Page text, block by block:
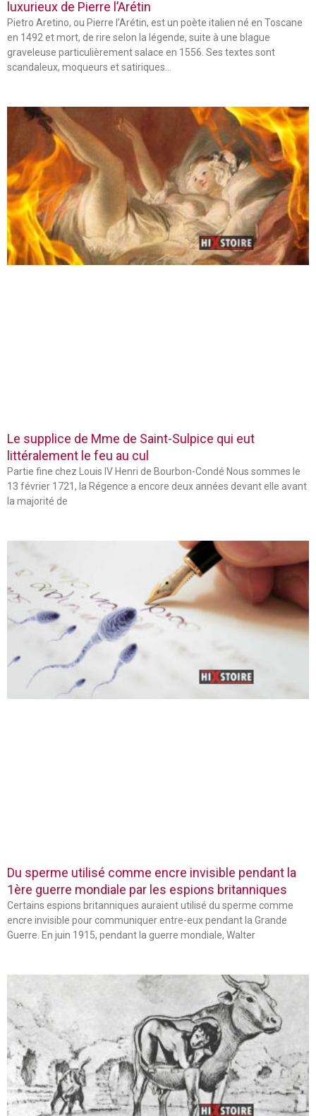
luxurieux de Pierre l’Arétin
Pietro Aretino, ou Pierre l’Arétin, est un poète italien né en Toscane
en 1492 et mort, de rire selon la légende, suite à une blague
graveleuse particulièrement salace en 1556. Ses textes sont
scandaleux, moqueurs et satiriques…
Le supplice de Mme de Saint-Sulpice qui eut
littéralement le feu au cul
Partie fine chez Louis IV Henri de Bourbon-Condé Nous sommes le
13 février 1721, la Régence a encore deux années devant elle avant
la majorité de
Du sperme utilisé comme encre invisible pendant la
1ère guerre mondiale par les espions britanniques
Certains espions britanniques auraient utilisé du sperme comme
encre invisible pour communiquer entre-eux pendant la Grande
Guerre. En juin 1915, pendant la guerre mondiale, Walter